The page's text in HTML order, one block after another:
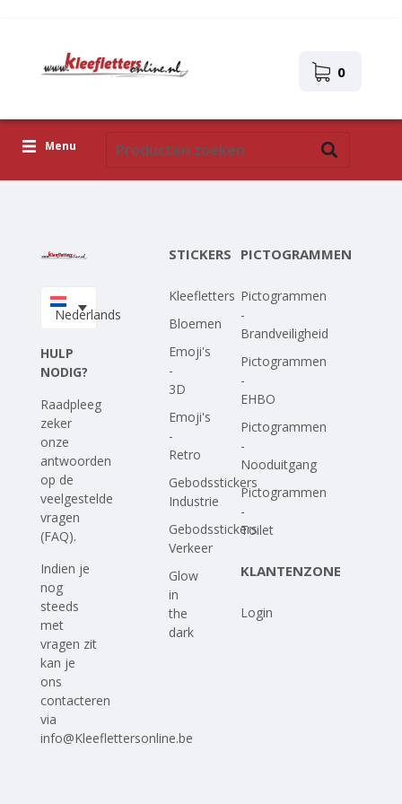
0
Menu
Upload je eigen ontwerp
Nederlands
HULP
NODIG?
Raadpleeg
zeker
onze
antwoorden
op de
veelgestelde
vragen
(FAQ).
Indien je
nog
steeds
met
vragen zit
kan je
ons
contacteren
via
info@Kleeflettersonline.be
STICKERS
Kleefletters
Bloemen
Emoji's
-
3D
Emoji's
-
Retro
Gebodsstickers
Industrie
Gebodsstickers
Verkeer
Glow
in
the
dark
PICTOGRAMMEN
Pictogrammen
-
Brandveiligheid
Pictogrammen
-
EHBO
Pictogrammen
-
Nooduitgang
Pictogrammen
-
Toilet
KLANTENZONE
Login